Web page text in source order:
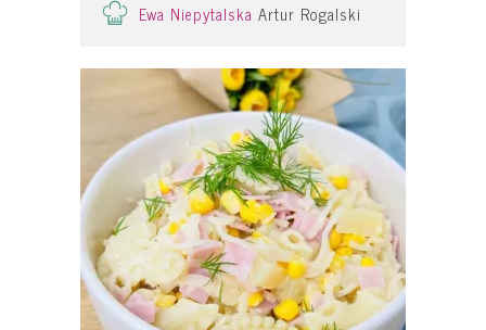
Ewa Niepytalska Artur Rogalski